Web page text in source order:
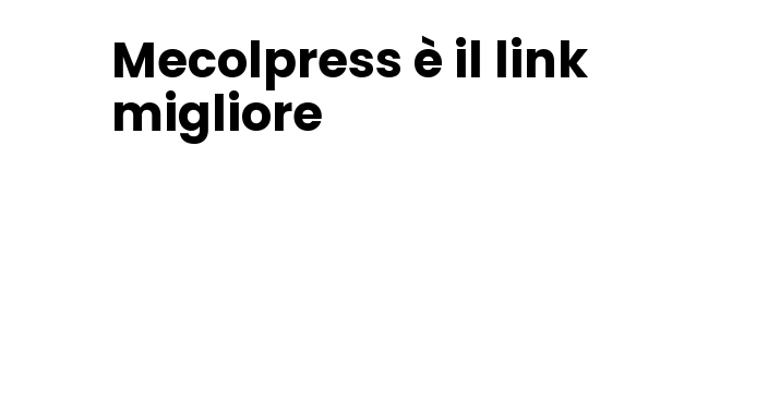
Mecolpress è il link
migliore